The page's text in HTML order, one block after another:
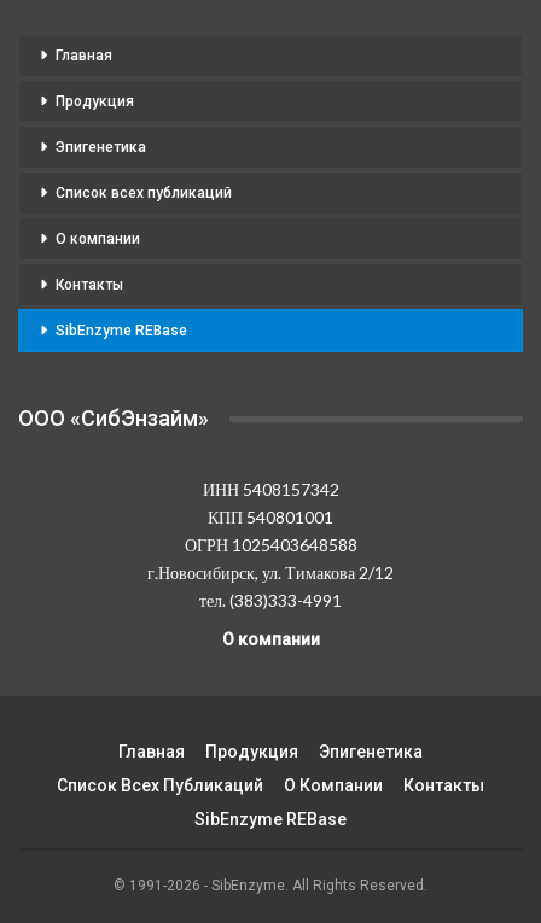
Главная
Продукция
Эпигенетика
Список всех публикаций
О компании
Контакты
SibEnzyme REBase
OOO «СибЭнзайм»
ИНН 5408157342
КПП 540801001
ОГРН 1025403648588
г.Новосибирск, ул. Тимакова 2/12
тел. (383)333-4991
О компании
Главная Продукция
Эпигенетика
Список Всех Публикаций
О Компании
Контакты
SibEnzyme REBase
© 1991-2026 - SibEnzyme. All Rights Reserved.